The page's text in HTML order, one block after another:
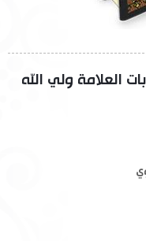
العلامة ولي الله